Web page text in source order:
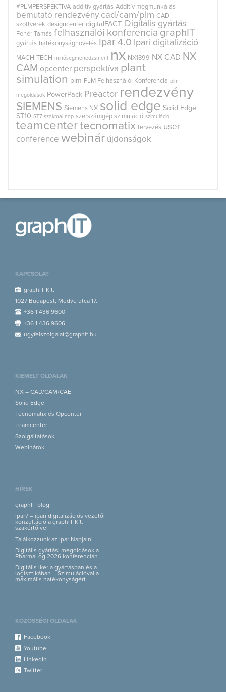
#PLMPERSPEKTIVA additív gyártás Additív megmunkálás
bemutató rendezvény cad/cam/plm CAD
szoftverek designcenter digitalFACT. Digitális gyártás
Fehér Tamás felhasználói konferencia graphIT
gyártás hatékonyságnövelés Ipar 4.0 Ipari digitalizáció
MACH-TECH minőségmenedzsment nx NX1899 NX CAD NX
CAM opcenter perspektíva plant
simulation plm PLM Felhasználói Konferencia plm
megoldások PowerPack Preactor rendezvény
SIEMENS Siemens NX solid edge Solid Edge
ST10 ST7 szakmai nap szerszámgép szimuláció szimuláció
teamcentertecnomatix tervezés user
conference webinár újdonságok
KAPCSOLAT
graphIT Kft.
1027 Budapest, Medve utca 17.
+36 1 436 9600
+36 1 436 9606
ugyfelszolgalat@graphit.hu
KIEMELT OLDALAK
NX – CAD/CAM/CAE
Solid Edge
Tecnomatix és Opcenter
Teamcenter
Szolgáltatások
Webinárok
HÍREK
graphIT blog
Ipar7 – ipari digitalizációs vezetői
konzultáció a graphIT Kft.
szakértőivel
Találkozzunk az Ipar Napjain!
Digitális gyártási megoldások a
PharmaLog 2026 konferencián
Digitális iker a gyártásban és a
logisztikában – Szimulációval a
maximális hatékonyságért
KÖZÖSSÉGI OLDALAK
Facebook
Youtube
LinkedIn
Twitter